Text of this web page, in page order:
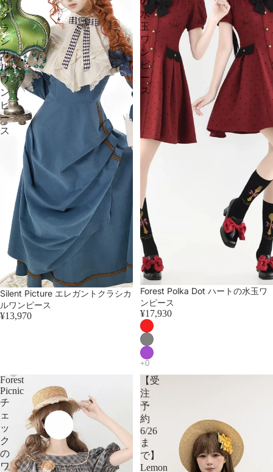
ト
ク
ラ
シ
カ
ル
ワ
ン
ピ
ー
ス
Silent Picture エレガントクラシカ
ルワンピース
¥13,970
水
玉
ワ
ン
ピ
ー
ス
Forest Polka Dot ハートの水玉ワ
ンピース
¥17,930
Forest
Picnic
チ
ェ
ッ
ク
の
ワ
【受
注
予
約
6/26
ま
で】
Lemon